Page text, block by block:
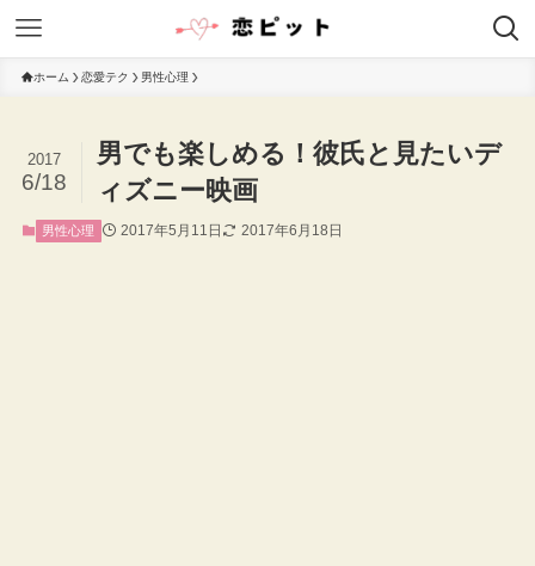
ホーム 恋愛テク 男性心理
男でも楽しめる！彼氏と見たいデ
ィズニー映画
2017
6/18
男性心理 2017年5月11日 2017年6月18日